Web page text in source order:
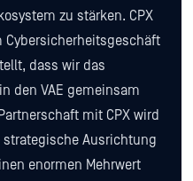
zu stärken. CPX
Cybersicherheitsgeschäft
dass wir das
den VAE gemeinsam
mit CPX wird
Ausrichtung
enormen Mehrwert